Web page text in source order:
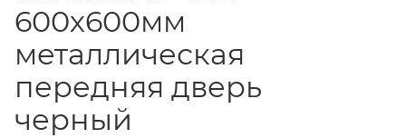
600х600мм
металлическая
передняя дверь
черный